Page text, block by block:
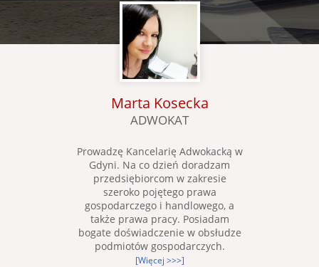
Marta Kosecka
ADWOKAT
Prowadzę Kancelarię Adwokacką w
Gdyni. Na co dzień doradzam
przedsiębiorcom w zakresie
szeroko pojętego prawa
gospodarczego i handlowego, a
także prawa pracy. Posiadam
bogate doświadczenie w obsłudze
podmiotów gospodarczych.
[Więcej >>>]